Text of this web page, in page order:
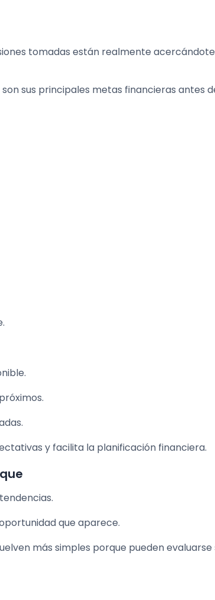
tomadas están realmente
sus principales metas financieras antes
y facilita la planificación financiera.
que aparece.
más simples porque pueden evaluarse